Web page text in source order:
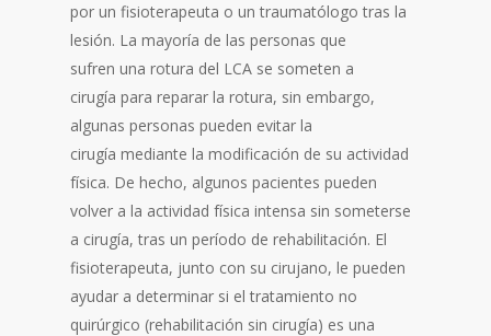
por un fisioterapeuta o un traumatólogo tras la
lesión. La mayoría de las personas que
sufren una rotura del LCA se someten a
cirugía para reparar la rotura, sin embargo,
algunas personas pueden evitar la
cirugía mediante la modificación de su actividad
física. De hecho, algunos pacientes pueden
volver a la actividad física intensa sin someterse
a cirugía, tras un período de rehabilitación. El
fisioterapeuta, junto con su cirujano, le pueden
ayudar a determinar si el tratamiento no
quirúrgico (rehabilitación sin cirugía) es una